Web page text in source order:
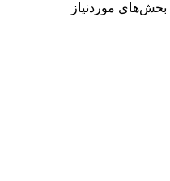
بخش‌های موردنیاز